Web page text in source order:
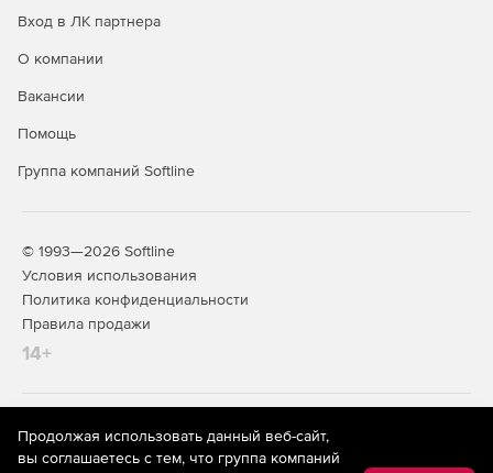
Вход в ЛК партнера
О компании
Вакансии
Помощь
Группа компаний Softline
© 1993—2026 Softline
Условия использования
Политика конфиденциальности
Правила продажи
14+
На информационном ресурсе store.softline.ru применяются
рекомендательные технологии
(информационные технологии
предоставления информации на основе сбора,
Продолжая использовать данный веб-сайт,
вы соглашаетесь с тем, что группа компаний